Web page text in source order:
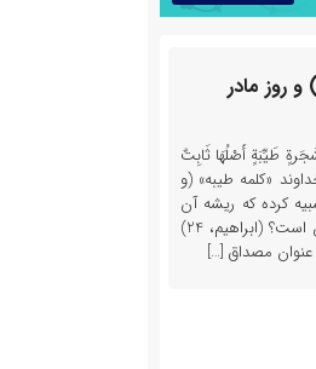
روز مادر
طَیِّبَةٍ أَصْلُهَا ثَابِتٌ
«کلمه طیبه» (و
کرده که ریشه آن
(در زمین) ثابت، و شاخه آن در آسمان است؟ (ابراهیم، 24)
عنوان مصداق […]